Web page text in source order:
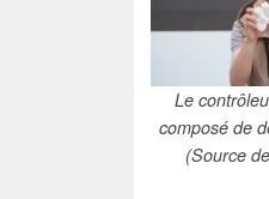
Le
composé de
(Source